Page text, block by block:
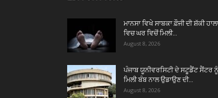
ਮਾਨਸਾ ਵਿਖੇ ਸਾਬਕਾ ਫ਼ੌਜੀ ਦੀ ਸ਼ੱਕੀ
ਵਿਚ ਘਰ ਵਿਚੋਂ ਮਿਲੀ...
August 8, 2026
ਪੰਜਾਬ ਯੂਨੀਵਰਸਿਟੀ ਦੇ ਸਟੂਡੈਂਟ ਸੈਂਟਰ ਨੂੰ
ਮਿਲੀ ਬੰਬ ਨਾਲ ਉਡਾਉਣ ਦੀ...
August 8, 2026